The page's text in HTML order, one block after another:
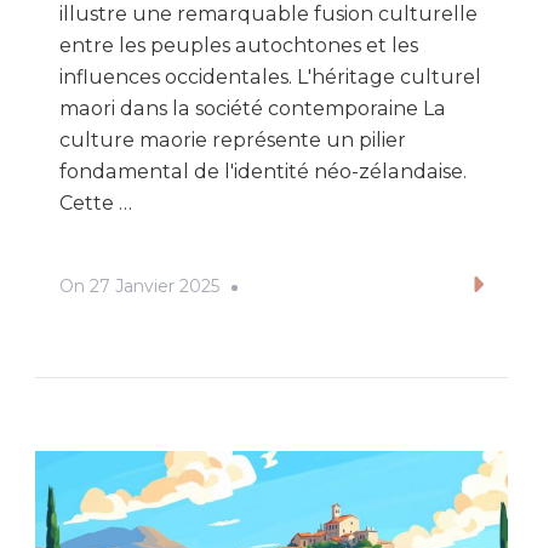
illustre une remarquable fusion culturelle
entre les peuples autochtones et les
influences occidentales. L'héritage culturel
maori dans la société contemporaine La
culture maorie représente un pilier
fondamental de l'identité néo-zélandaise.
Cette …
On 27 Janvier 2025